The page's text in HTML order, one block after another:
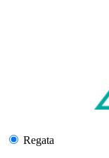
Regata